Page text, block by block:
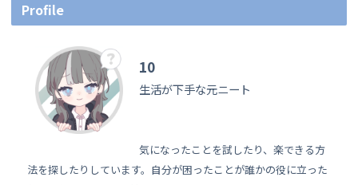
Profile
10
生活が下手な元ニート
気になったことを試したり、楽できる方
法を探したりしています。自分が困ったことが誰かの役に立った